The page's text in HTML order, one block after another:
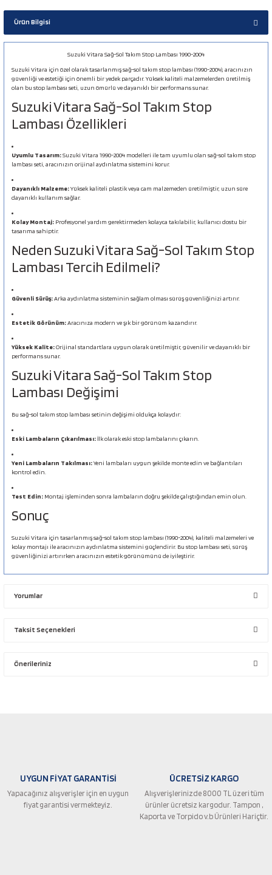
Ürün Bilgisi
Suzuki Vitara Sağ-Sol Takım Stop Lambası 1990-2004
Suzuki Vitara için özel olarak tasarlanmış sağ-sol takım stop lambası (1990-2004), aracınızın
güvenliği ve estetiği için önemli bir yedek parçadır. Yüksek kaliteli malzemelerden üretilmiş
olan bu stop lambası seti, uzun ömürlü ve dayanıklı bir performans sunar.
Suzuki Vitara Sağ-Sol Takım Stop
Lambası Özellikleri
Uyumlu Tasarım:Suzuki Vitara 1990-2004 modelleri ile tam uyumlu olan sağ-sol takım stop
lambası seti, aracınızın orijinal aydınlatma sistemini korur.
Dayanıklı Malzeme:Yüksek kaliteli plastik veya cam malzemeden üretilmiştir, uzun süre
dayanıklı kullanım sağlar.
Kolay Montaj: Profesyonel yardım gerektirmeden kolayca takılabilir, kullanıcı dostu bir
tasarıma sahiptir.
Neden Suzuki Vitara Sağ-Sol Takım Stop
Lambası Tercih Edilmeli?
Güvenli Sürüş:Arka aydınlatma sisteminin sağlam olması sürüş güvenliğinizi artırır.
Estetik Görünüm:Aracınıza modern ve şık bir görünüm kazandırır.
Yüksek Kalite:Orijinal standartlara uygun olarak üretilmiştir, güvenilir ve dayanıklı bir
performans sunar.
Suzuki Vitara Sağ-Sol Takım Stop
Lambası Değişimi
Bu sağ-sol takım stop lambası setinin değişimi oldukça kolaydır:
Eski Lambaların Çıkarılması:İlk olarak eski stop lambalarını çıkarın.
Yeni Lambaların Takılması:Yeni lambaları uygun şekilde monte edin ve bağlantıları
kontrol edin.
Test Edin: Montaj işleminden sonra lambaların doğru şekilde çalıştığından emin olun.
Sonuç
Suzuki Vitara için tasarlanmış sağ-sol takım stop lambası (1990-2004), kaliteli malzemeleri ve
kolay montajı ile aracınızın aydınlatma sistemini güçlendirir. Bu stop lambası seti, sürüş
güvenliğinizi artırırken aracınızın estetik görünümünü de iyileştirir.
Yorumlar
Taksit Seçenekleri
Önerileriniz
Ürün açıklamasında eksik bilgiler bulunuyor.
Ürün bilgilerinde hatalar bulunuyor.
Ürün fiyatı diğer sitelerden daha pahalı.
UYGUN FİYAT GARANTİSİ
Yapacağınız alışverişler için en uygun
fiyat garantisi vermekteyiz.
ÜCRETSİZ KARGO
Alışverişlerinizde 8000 TL üzeri tüm
ürünler ücretsiz kargodur. Tampon ,
Kaporta ve Torpido v.b Ürünleri Hariçtir.